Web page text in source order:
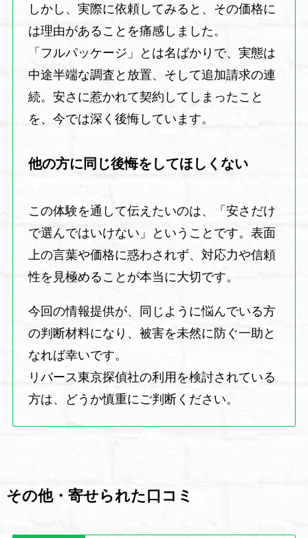
しかし、実際に依頼してみると、その価格に
は理由があることを痛感しました。
「フルパッケージ」とは名ばかりで、実態は
中途半端な調査と放置、そして追加請求の連
続。安さに惹かれて契約してしまったこと
を、今では深く後悔しています。
他の方に同じ後悔をしてほしくない
この体験を通して伝えたいのは、「安さだけ
で選んではいけない」ということです。表面
上の言葉や価格に惑わされず、対応力や信頼
性を見極めることが本当に大切です。
今回の情報提供が、同じように悩んでいる方
の判断材料になり、被害を未然に防ぐ一助と
なれば幸いです。
リバース東京探偵社の利用を検討されている
方は、どうか慎重にご判断ください。
その他・寄せられた口コミ